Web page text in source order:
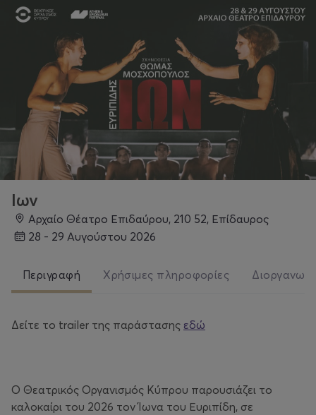
Ιων
Αρχαίο Θέατρο Επιδαύρου, 210 52, Επίδαυρος
28 - 29 Αυγούστου 2026
Περιγραφή Χρήσιμες πληροφορίες
Δείτε το trailer της παράστασης εδώ
Ο Θεατρικός Οργανισμός Κύπρου παρουσιάζει το
καλοκαίρι του 2026 τον Ίωνα του Ευριπίδη, σε